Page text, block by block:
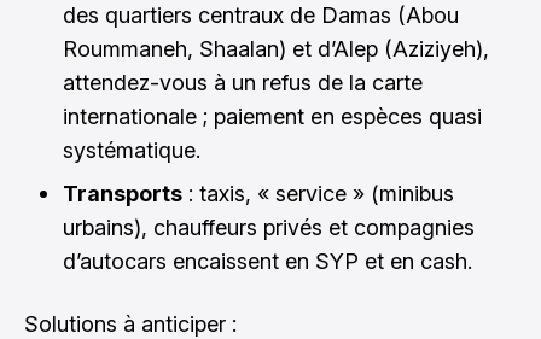
des quartiers centraux de Damas (Abou
Roummaneh, Shaalan) et d’Alep (Aziziyeh),
attendez-vous à un refus de la carte
internationale ; paiement en espèces quasi
systématique.
Transports : taxis, « service » (minibus
urbains), chauffeurs privés et compagnies
d’autocars encaissent en SYP et en cash.
Solutions à anticiper :